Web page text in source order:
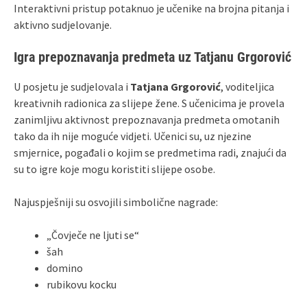
Interaktivni pristup potaknuo je učenike na brojna pitanja i
aktivno sudjelovanje.
Igra prepoznavanja predmeta uz Tatjanu Grgorović
U posjetu je sudjelovala i Tatjana Grgorović, voditeljica
kreativnih radionica za slijepe žene. S učenicima je provela
zanimljivu aktivnost prepoznavanja predmeta omotanih
tako da ih nije moguće vidjeti. Učenici su, uz njezine
smjernice, pogađali o kojim se predmetima radi, znajući da
su to igre koje mogu koristiti slijepe osobe.
Najuspješniji su osvojili simbolične nagrade:
„Čovječe ne ljuti se“
šah
domino
rubikovu kocku